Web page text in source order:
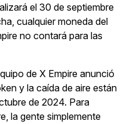
el 30 de septiembre
cualquier moneda del
no contará para las
de X Empire anunció
y la caída de aire están
de 2024. Para
la gente simplemente